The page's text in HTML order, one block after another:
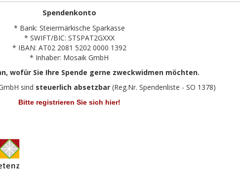
Spendenkonto
* Bank: Steiermärkische Sparkasse
* SWIFT/BIC: STSPAT2GXXX
* IBAN: AT02 2081 5202 0000 1392
* Inhaber: Mosaik GmbH
wofür Sie Ihre Spende gerne zweckwidmen möchten.
sind steuerlich absetzbar (Reg.Nr. Spendenliste - SO 1378)
Bitte registrieren Sie sich hier!